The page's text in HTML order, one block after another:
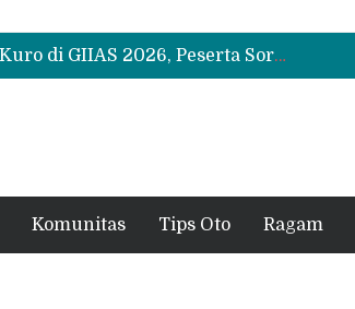
Beli Mobil Jangan Cuma Lihat Cicilan, TAF dan OJK Tekankan Pentingnya Literasi Keuangan
Test Drive Suzuki Fronx SGX Hybrid Kuro di GIIAS 2026, Peserta Soroti Desain Sporty dan DVR
Leapmotor Mulai Perakitan Lokal di Indonesia, B10 dan C10 Jadi Model Perdana
Komunitas Tips Oto Ragam